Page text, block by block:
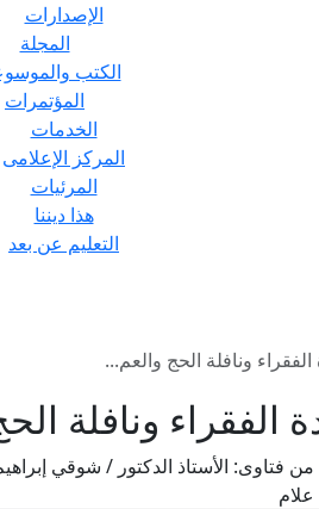
الإصدارات
المجلة
الكتب
المؤتمرات
الخدمات
المركز الإعلامى
المرئيات
هذا ديننا
التعليم عن بعد
ونافلة الحج والعم...
الفقراء ونافلة
من فتاوى: الأستاذ الدكتور / شوقي
علام